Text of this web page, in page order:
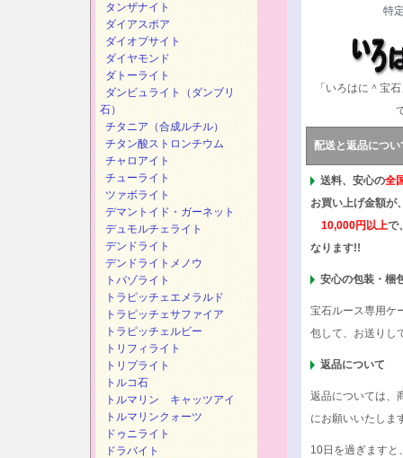
特
「いろはに＾宝
配送と返品につい
送料、安心の全
お買い上げ金額が
10,000円以上で
なります!!
安心の包装・梱
宝石ルース専用ケ
包して、お送りし
返品について
返品については、
にお願いいたしま
10日を過ぎますと
タンザナイト
ダイアスポア
ダイオプサイト
ダイヤモンド
ダトーライト
ダンビュライト（ダンブリ
石）
チタニア（合成ルチル）
チタン酸ストロンチウム
チャロアイト
チューライト
ツァボライト
デマントイド・ガーネット
デュモルチェライト
デンドライト
デンドライトメノウ
トパゾライト
トラピッチェエメラルド
トラピッチェサファイア
トラピッチェルビー
トリフィライト
トリプライト
トルコ石
トルマリン キャッツアイ
トルマリンクォーツ
ドゥニライト
ドラバイト